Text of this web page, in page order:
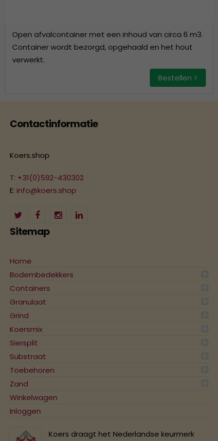
Open afvalcontainer met een inhoud van circa 6 m3.
Container wordt bezorgd, opgehaald en het hout
verwerkt.
Bestellen >
Contactinformatie
Koers.shop
T: +31(0)592-430302
E: info@koers.shop
Sitemap
Home
Bodembedekkers
Containers
Granulaat
Grind
Koersmix
Siersplit
Substraat
Toebehoren
Zand
Winkelwagen
Inloggen
Koers draagt het Nederlandse keurmerk